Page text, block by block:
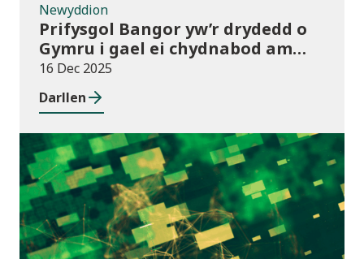
Newyddion
Prifysgol Bangor yw’r drydedd o
Gymru i gael ei chydnabod am
arferion gorau ym maes cwmnïau
deillio
16 Dec 2025
Darllen